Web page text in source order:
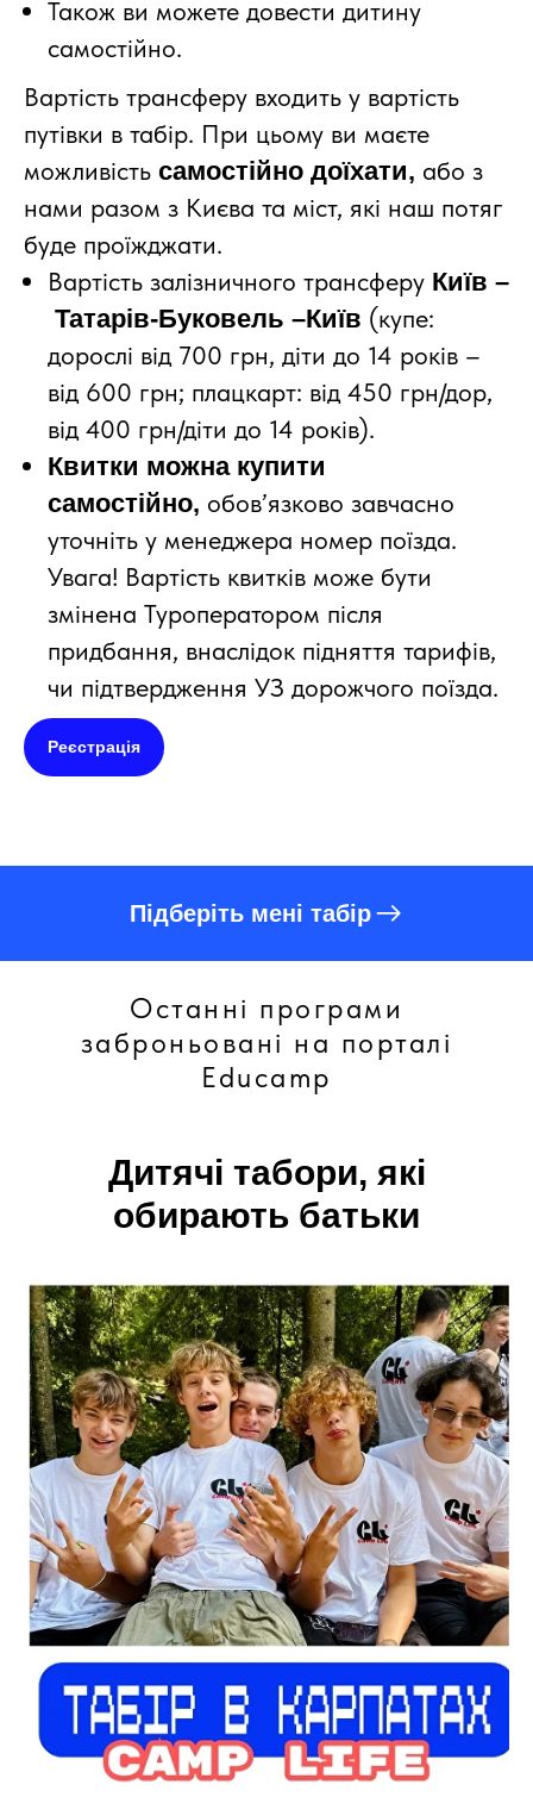
Також ви можете довести дитину
самостійно.
Вартість трансферу входить у вартість
путівки в табір. При цьому ви маєте
можливість самостійно доїхати, або з
нами разом з Києва та міст, які наш потяг
буде проїжджати.
Вартість залізничного трансферу Київ –
Татарів-Буковель –Київ (купе:
дорослі від 700 грн, діти до 14 років –
від 600 грн; плацкарт: від 450 грн/дор,
від 400 грн/діти до 14 років).
Квитки можна купити
самостійно, обов’язково завчасно
уточніть у менеджера номер поїзда.
Увага! Вартість квитків може бути
змінена Туроператором після
придбання, внаслідок підняття тарифів,
чи підтвердження УЗ дорожчого поїзда.
Реєстрація
Підберіть мені табір
Останні програми
заброньовані на порталі
Educamp
Дитячі табори, які
обирають батьки